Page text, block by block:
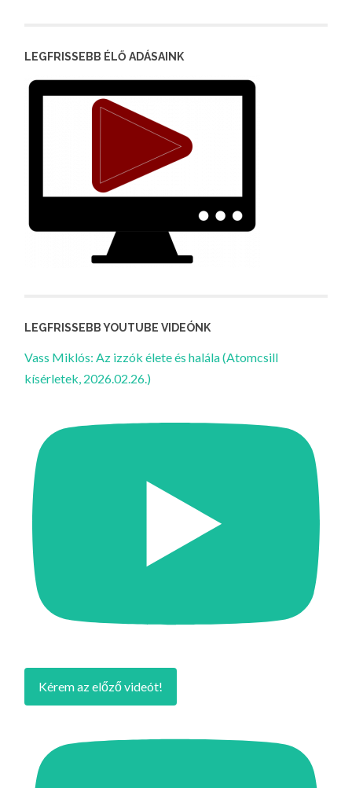
LEGFRISSEBB ÉLŐ ADÁSAINK
LEGFRISSEBB YOUTUBE VIDEÓNK
Vass Miklós: Az izzók élete és halála (Atomcsill
kísérletek, 2026.02.26.)
Kérem az előző videót!